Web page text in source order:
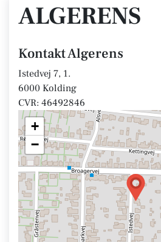
ALGERENS
Kontakt Algerens
Istedvej 7, 1.
6000 Kolding
CVR: 46492846
+
−